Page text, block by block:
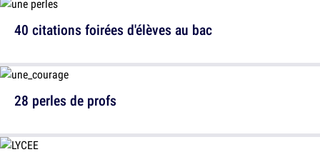
40 citations foirées d'élèves au bac
28 perles de profs